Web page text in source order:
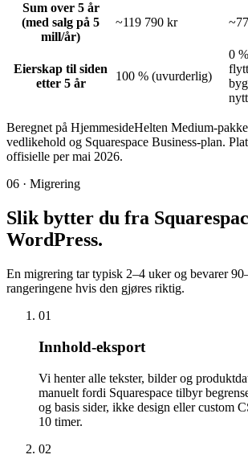
Sum over 5 år
(med salg på 5
mill/år)
~119 790 kr
Eierskap til siden
etter 5 år
100 % (uvurderlig)
0
Beregnet på HjemmesideHelten Medium-
vedlikehold og Squarespace Business-plan.
offisielle per mai 2026.
06 · Migrering
Slik bytter du fra
WordPress.
En migrering tar typisk 2–4 uker og bevarer
rangeringene hvis den gjøres riktig.
01
Innhold-eksport
Vi henter alle tekster, bilder og
manuelt fordi Squarespace tilbyr
og basis sider, ikke design eller custom
10 timer.
02